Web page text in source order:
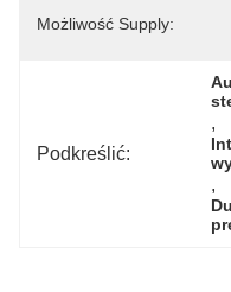
Możliwość Supply:
Podkreślić:
,
,